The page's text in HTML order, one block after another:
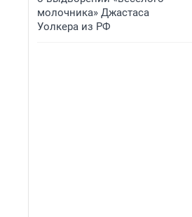
молочника» Джастаса
Уолкера из РФ